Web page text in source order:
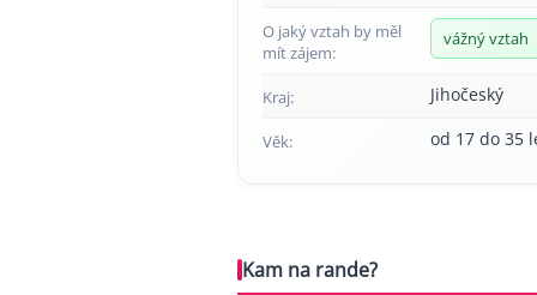
O jaký vztah by měl
mít zájem:
vážný vztah
Kraj: Jihočeský
Věk: od 17 do 35
Kam na rande?